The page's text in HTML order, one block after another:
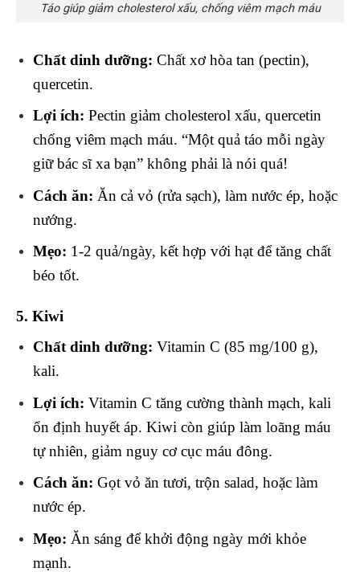
Táo giúp giảm cholesterol xấu, chống viêm mạch máu
Chất dinh dưỡng: Chất xơ hòa tan (pectin),
quercetin.
Lợi ích: Pectin giảm cholesterol xấu, quercetin
chống viêm mạch máu. “Một quả táo mỗi ngày
giữ bác sĩ xa bạn” không phải là nói quá!
Cách ăn: Ăn cả vỏ (rửa sạch), làm nước ép, hoặc
nướng.
Mẹo: 1-2 quả/ngày, kết hợp với hạt để tăng chất
béo tốt.
5. Kiwi
Chất dinh dưỡng: Vitamin C (85 mg/100 g),
kali.
Lợi ích: Vitamin C tăng cường thành mạch, kali
ổn định huyết áp. Kiwi còn giúp làm loãng máu
tự nhiên, giảm nguy cơ cục máu đông.
Cách ăn: Gọt vỏ ăn tươi, trộn salad, hoặc làm
nước ép.
Mẹo: Ăn sáng để khởi động ngày mới khỏe
mạnh.